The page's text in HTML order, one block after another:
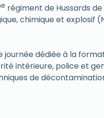
régiment de Hussards
chimique et explosif
dédiée à la
intérieure, police et
de